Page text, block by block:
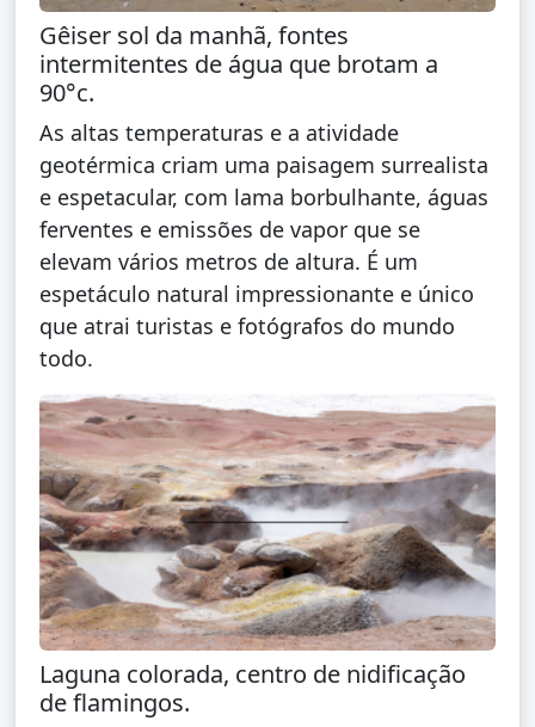
Gêiser sol da manhã, fontes
intermitentes de água que brotam a
90°c.
As altas temperaturas e a atividade
geotérmica criam uma paisagem surrealista
e espetacular, com lama borbulhante, águas
ferventes e emissões de vapor que se
elevam vários metros de altura. É um
espetáculo natural impressionante e único
que atrai turistas e fotógrafos do mundo
todo.
Laguna colorada, centro de nidificação
de flamingos.